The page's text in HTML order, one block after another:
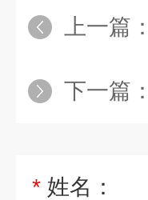
上一篇：
下一篇：
* 姓名：